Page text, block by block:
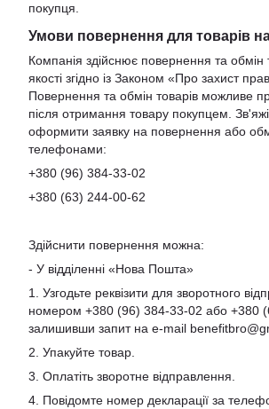
покупця.
Умови повернення для товарів
Компанія здійснює повернення та обмін
якості згідно із Законом «Про захист
Повернення та обмін товарів можливе
після отримання товару покупцем.
оформити заявку на повернення або
телефонами:
+380 (96) 384-33-02
+380 (63) 244-00-62
Здійснити повернення можна:
- У відділенні «Нова Пошта»
1. Узгодьте реквізити для зворотного
номером +380 (96) 384-33-02 або +380
залишивши запит на e-mail
2. Упакуйте товар.
3. Оплатіть зворотне відправлення.
4. Повідомте номер декларації за